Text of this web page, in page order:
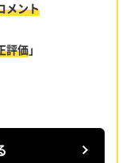
メント
評価」